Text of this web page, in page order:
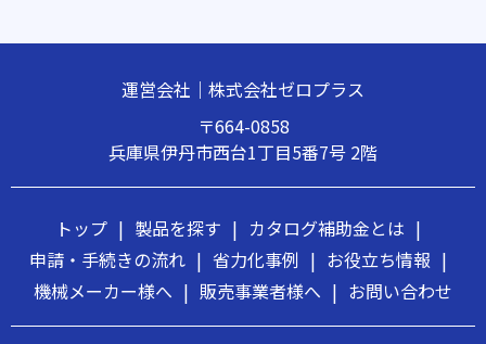
運営会社｜株式会社ゼロプラス
〒664-0858
兵庫県伊丹市西台1丁目5番7号 2階
トップ | 製品を探す | カタログ補助金とは |
申請・手続きの流れ | 省力化事例 | お役立ち情報 |
機械メーカー様へ | 販売事業者様へ | お問い合わせ